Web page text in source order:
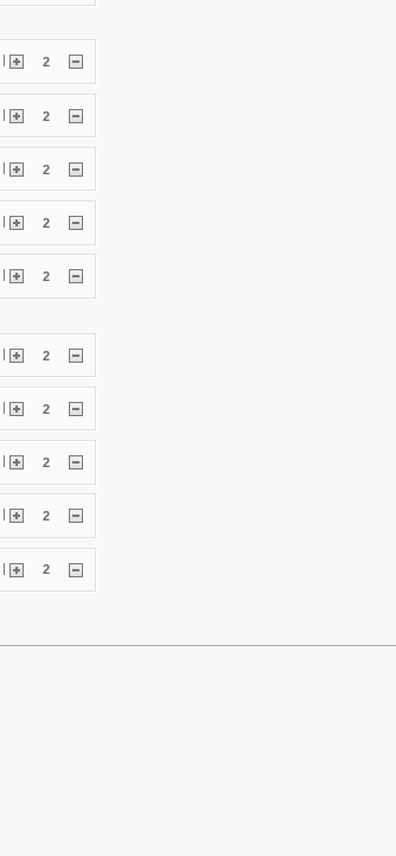
2
| 2
| 2
| 2
2
| 2
| 2
| 2
2
| 2